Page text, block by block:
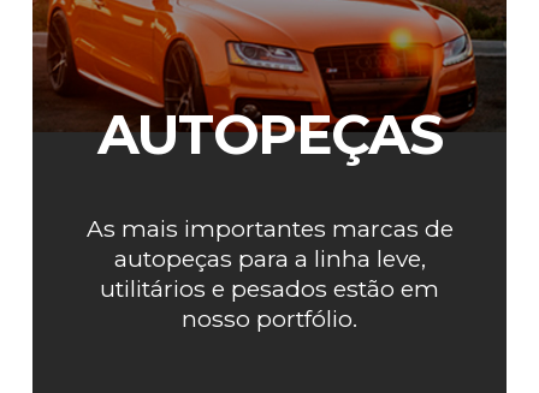
AUTOPEÇAS
As mais importantes marcas de
autopeças para a linha leve,
utilitários e pesados estão em
nosso portfólio.